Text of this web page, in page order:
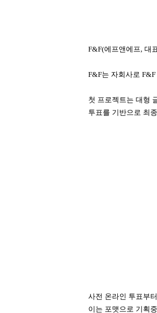
F&F(에프앤에프, 대
F&F는 자회사로
첫 프로젝트는 대형
투표를 기반으로 최
사전 온라인 투표부
이는 포맷으로 기획